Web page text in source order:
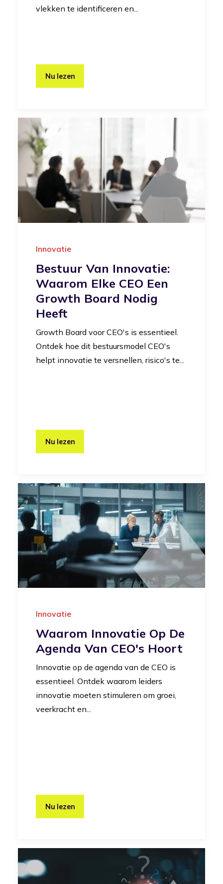
vlekken te identificeren en...
Nu lezen
Innovatie
Bestuur Van Innovatie:
Waarom Elke CEO Een
Growth Board Nodig
Heeft
Growth Board voor CEO's is essentieel.
Ontdek hoe dit bestuursmodel CEO's
helpt innovatie te versnellen, risico's te...
Nu lezen
Innovatie
Waarom Innovatie Op De
Agenda Van CEO's Hoort
Innovatie op de agenda van de CEO is
essentieel. Ontdek waarom leiders
innovatie moeten stimuleren om groei,
veerkracht en...
Nu lezen